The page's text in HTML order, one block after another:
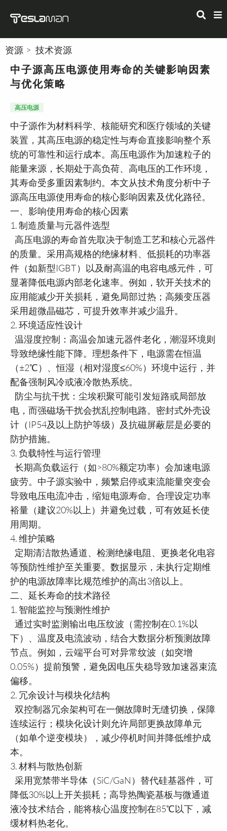
资源 技术资源
中子源高压电源使用寿命的关键影响因素
与优化策略
高压电源
中子源作为材料科学、核能研究和医疗领域的关键
装置，其高压电源的稳定性与寿命直接影响整个系
统的可靠性和运行成本。高压电源作为加速粒子的
能量来源，长期处于高负荷、高电压的工作环境，
其寿命受多重因素制约。本文从技术角度分析中子
源高压电源使用寿命的核心影响因素及优化路径。
一、影响使用寿命的核心因素
1. 制造质量与元器件选型
高压电源的寿命首先取决于制造工艺和核心元器件
的质量。采用高规格的绝缘材料、低损耗的功率器
件（如新型IGBT）以及耐高温的电容电感元件，可
显著降低电源内部老化速率。例如，软开关技术的
应用能减少开关损耗，避免局部过热；高频变压器
采用超微晶磁芯，可提升效率并减少温升。
2. 环境适应性设计
温湿度控制：高温会加速元器件老化，潮湿环境则
导致绝缘性能下降。理想条件下，电源需在恒温
（±2℃）、恒湿（相对湿度≤60%）环境中运行，并
配备强制风冷或液冷散热系统。
防尘与抗干扰：尘埃积聚可能引发短路或局部放
电，而强磁场干扰会扰乱控制电路。密封式外壳设
计（IP54及以上防护等级）及抗磁屏蔽层是必要的
防护措施。
3. 负载特性与运行管理
长期高负载运行（如>80%额定功率）会加速电源
疲劳。中子源实验中，频繁启停或束流能量突变会
导致电压电流冲击，缩短电源寿命。合理设定功率
裕量（建议20%以上）并避免过载，可有效延长使
用周期。
4. 维护策略
定期清洁散热通道、检测绝缘电阻、更换老化电容
等预防性维护至关重要。数据显示，未执行定期维
护的电源故障率比规范维护的高出3倍以上。
二、延长寿命的技术路径
1. 智能监控与预测性维护
通过实时监测输出电压纹波（需控制在0.1%以
下）、温度及电流波动，结合大数据分析预测故障
节点。例如，云端平台可对异常纹波（如突增
0.05%）提前预警，避免因电压失稳导致加速器束流
偏移。
2. 冗余设计与模块化结构
双控制器冗余架构可在一侧故障时无缝切换，保障
连续运行；模块化设计则允许局部更换故障单元
（如单个逆变模块），减少停机时间并降低维护成
本。
3. 材料与散热创新
采用宽禁带半导体（SiC/GaN）替代硅基器件，可
降低30%以上开关损耗；高导热陶瓷基板与微通道
液冷技术结合，能将核心温度控制在85℃以下，减
缓材料热老化。